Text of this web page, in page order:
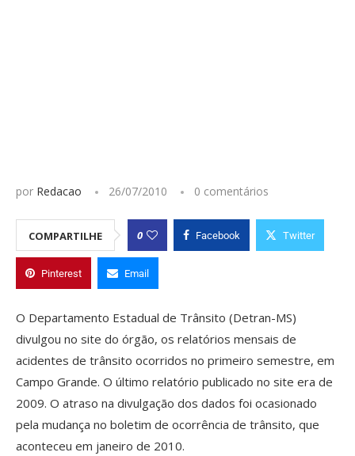
por Redacao 26/07/2010 0 comentários
COMPARTILHE 0 Facebook Twitter
Pinterest Email
O Departamento Estadual de Trânsito (Detran-MS)
divulgou no site do órgão, os relatórios mensais de
acidentes de trânsito ocorridos no primeiro semestre, em
Campo Grande. O último relatório publicado no site era de
2009. O atraso na divulgação dos dados foi ocasionado
pela mudança no boletim de ocorrência de trânsito, que
aconteceu em janeiro de 2010.